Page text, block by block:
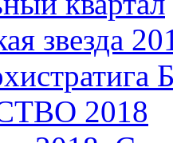
звезда
2018